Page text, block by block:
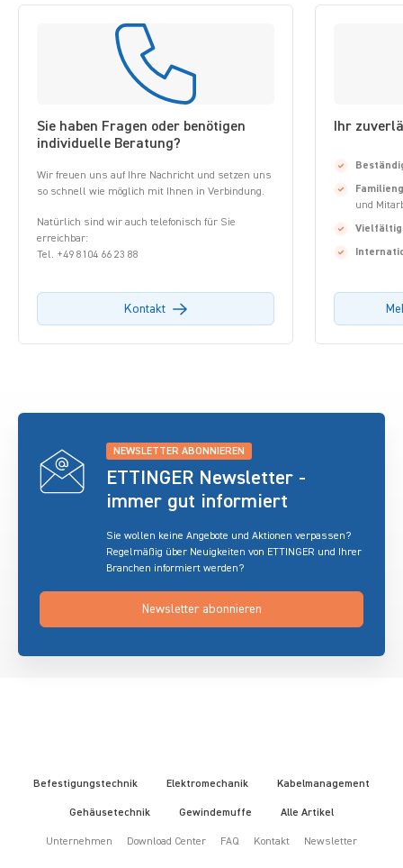
Sie haben Fragen oder benötigen
individuelle Beratung?
Wir freuen uns auf Ihre Nachricht und setzen uns
so schnell wie möglich mit Ihnen in Verbindung.
Natürlich sind wir auch telefonisch für Sie
erreichbar:
Tel. +49 8104 66 23 88
Kontakt
Ihr
und
Vielfältig
NEWSLETTER ABONNIEREN
ETTINGER Newsletter -
immer gut informiert
Sie wollen keine Angebote und Aktionen verpassen?
Regelmäßig über Neuigkeiten von ETTINGER und Ihrer
Branchen informiert werden?
Newsletter abonnieren
Befestigungstechnik Elektromechanik Kabelmanagement
Gehäusetechnik Gewindemuffe Alle Artikel
Unternehmen Download Center FAQ Kontakt Newsletter